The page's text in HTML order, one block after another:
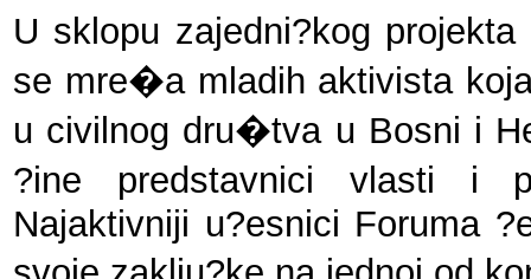
U sklopu zajedni?kog
se mre�a mladih aktivista
u civilnog dru�tva u Bosni i
?ine predstavnici vlasti i
Najaktivniji u?esnici Foruma